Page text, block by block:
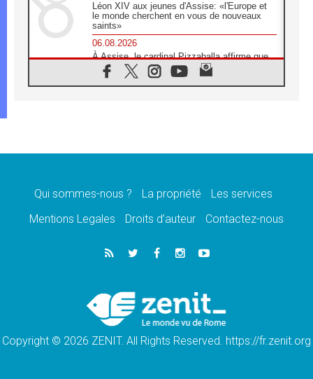
Léon XIV aux jeunes d'Assise: «l'Europe et
le monde cherchent en vous de nouveaux
saints»
06.08.2026
À Assise, le cardinal Pizzaballa affirme que
«les chrétiens veulent la paix»
06.08.2026
message de paix et de dignité humaine»
«La visite du Pape en Uruguay renforcera
05.08.2026
Le nonce en Ukraine: «Il est inquiétant
Léon XIV au Pérou, une lueur d'espoir pour
un peuple en quête de paix
Qui sommes-nous ? La propriété
Les services
Mentions Legales
Droits d’auteur Contactez-nous
Copyright © 2026 ZENIT. All Rights Reserved. https://fr.zenit.org